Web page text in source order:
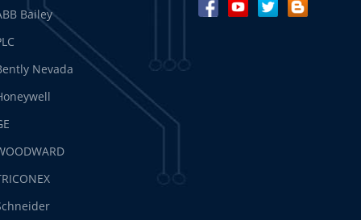
Bailey
Nevada